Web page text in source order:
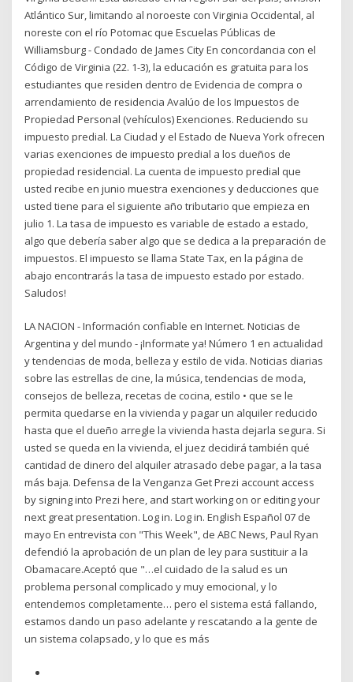
Atlántico Sur, limitando al noroeste con Virginia Occidental, al
noreste con el río Potomac que Escuelas Públicas de
Williamsburg - Condado de James City En concordancia con el
Código de Virginia (22. 1-3), la educación es gratuita para los
estudiantes que residen dentro de Evidencia de compra o
arrendamiento de residencia Avalúo de los Impuestos de
Propiedad Personal (vehículos) Exenciones. Reduciendo su
impuesto predial. La Ciudad y el Estado de Nueva York ofrecen
varias exenciones de impuesto predial a los dueños de
propiedad residencial. La cuenta de impuesto predial que
usted recibe en junio muestra exenciones y deducciones que
usted tiene para el siguiente año tributario que empieza en
julio 1. La tasa de impuesto es variable de estado a estado,
algo que debería saber algo que se dedica a la preparación de
impuestos. El impuesto se llama State Tax, en la página de
abajo encontrarás la tasa de impuesto estado por estado.
Saludos!
LA NACION - Información confiable en Internet. Noticias de
Argentina y del mundo - ¡Informate ya! Número 1 en actualidad
y tendencias de moda, belleza y estilo de vida. Noticias diarias
sobre las estrellas de cine, la música, tendencias de moda,
consejos de belleza, recetas de cocina, estilo • que se le
permita quedarse en la vivienda y pagar un alquiler reducido
hasta que el dueño arregle la vivienda hasta dejarla segura. Si
usted se queda en la vivienda, el juez decidirá también qué
cantidad de dinero del alquiler atrasado debe pagar, a la tasa
más baja. Defensa de la Venganza Get Prezi account access
by signing into Prezi here, and start working on or editing your
next great presentation. Log in. Log in. English Español 07 de
mayo En entrevista con "This Week", de ABC News, Paul Ryan
defendió la aprobación de un plan de ley para sustituir a la
Obamacare.Aceptó que "…el cuidado de la salud es un
problema personal complicado y muy emocional, y lo
entendemos completamente… pero el sistema está fallando,
estamos dando un paso adelante y rescatando a la gente de
un sistema colapsado, y lo que es más